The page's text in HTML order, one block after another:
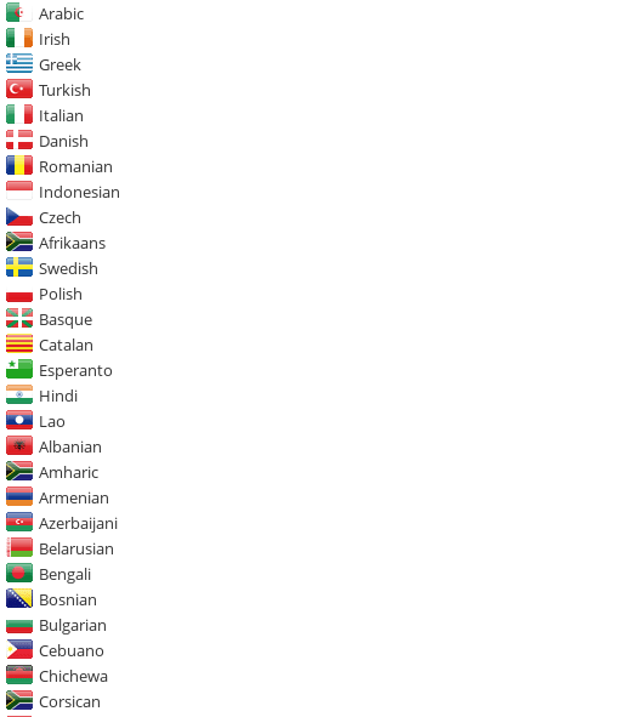
Arabic
Irish
Greek
Turkish
Italian
Danish
Romanian
Indonesian
Czech
Afrikaans
Swedish
Polish
Basque
Catalan
Esperanto
Hindi
Lao
Albanian
Amharic
Armenian
Azerbaijani
Belarusian
Bengali
Bosnian
Bulgarian
Cebuano
Chichewa
Corsican